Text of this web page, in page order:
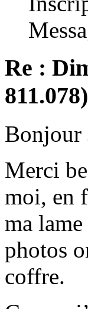
Re :
Bonjour
Merci
moi, en
ma
photos
coffre.